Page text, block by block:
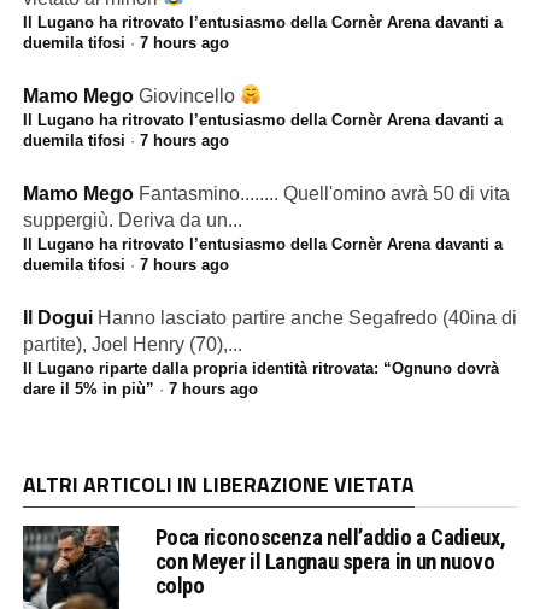
Il Lugano ha ritrovato l’entusiasmo della Cornèr Arena davanti a
duemila tifosi · 7 hours ago
Mamo Mego Giovincello
Il Lugano ha ritrovato l’entusiasmo della Cornèr Arena davanti a
duemila tifosi · 7 hours ago
Mamo Mego Fantasmino........ Quell'omino avrà 50 di vita
suppergiù. Deriva da un...
Il Lugano ha ritrovato l’entusiasmo della Cornèr Arena davanti a
duemila tifosi · 7 hours ago
Il Dogui Hanno lasciato partire anche Segafredo (40ina di
partite), Joel Henry (70),...
Il Lugano riparte dalla propria identità ritrovata: “Ognuno dovrà
dare il 5% in più” · 7 hours ago
ALTRI ARTICOLI IN LIBERAZIONE VIETATA
Poca riconoscenza nell’addio a Cadieux,
con Meyer il Langnau spera in un nuovo
colpo